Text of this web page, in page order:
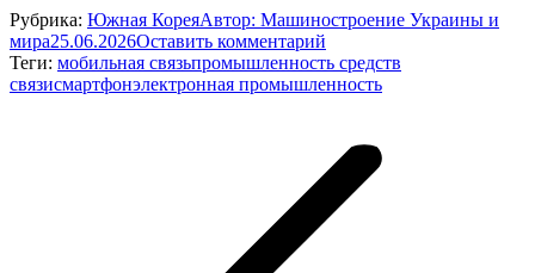
Рубрика: Южная КореяАвтор: Машиностроение Украины и
мира25.06.2026Оставить комментарий
Теги: мобильная связьпромышленность средств
связисмартфонэлектронная промышленность